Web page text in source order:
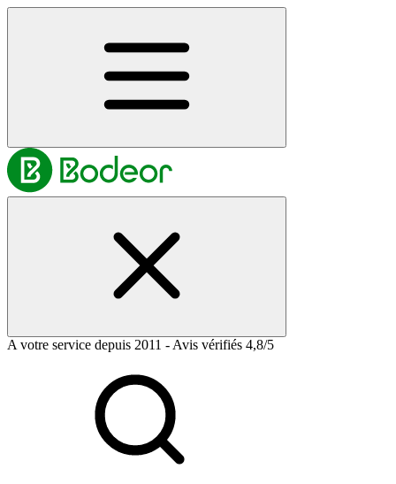
A votre service depuis 2011 - Avis vérifiés 4,8/5